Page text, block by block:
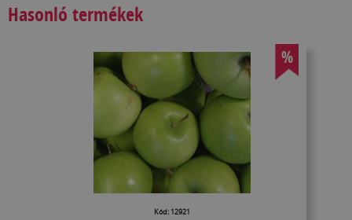
Hasonló termékek
%
Kód: 12921